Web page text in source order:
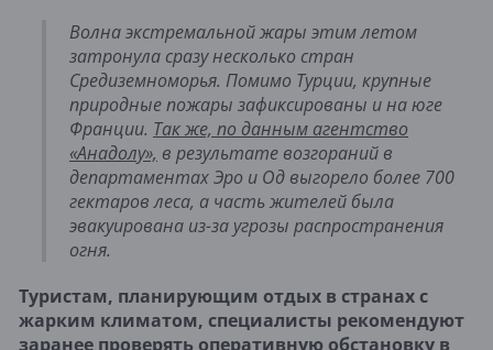
Волна экстремальной жары этим летом
затронула сразу несколько стран
Средиземноморья. Помимо Турции, крупные
природные пожары зафиксированы и на юге
Франции. Так же, по данным агентство
«Анадолу», в результате возгораний в
департаментах Эро и Од выгорело более 700
гектаров леса, а часть жителей была
эвакуирована из-за угрозы распространения
огня.
Туристам, планирующим отдых в странах с
жарким климатом, специалисты рекомендуют
заранее проверять оперативную обстановку в